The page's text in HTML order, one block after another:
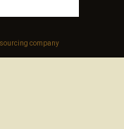
company